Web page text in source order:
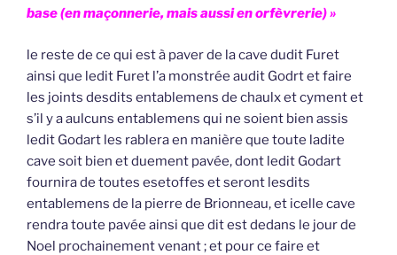
base (en maçonnerie, mais aussi en orfèvrerie) »
le reste de ce qui est à paver de la cave dudit Furet
ainsi que ledit Furet l’a monstrée audit Godrt et faire
les joints desdits entablemens de chaulx et cyment et
s’il y a aulcuns entablemens qui ne soient bien assis
ledit Godart les rablera en manière que toute ladite
cave soit bien et duement pavée, dont ledit Godart
fournira de toutes esetoffes et seront lesdits
entablemens de la pierre de Brionneau, et icelle cave
rendra toute pavée ainsi que dit est dedans le jour de
Noel prochainement venant ; et pour ce faire et